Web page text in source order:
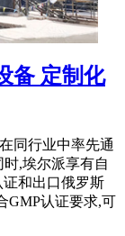
备 定制化
同行业中率先通
,埃尔派享有自
和出口俄罗斯
GMP认证要求,可